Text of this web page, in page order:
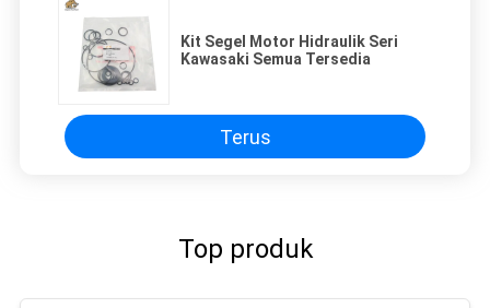
Kit Segel Motor Hidraulik Seri
Kawasaki Semua Tersedia
Terus
Top produk